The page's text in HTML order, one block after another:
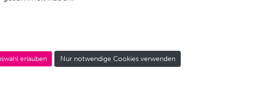
erlauben Nur notwendige Cookies verwenden